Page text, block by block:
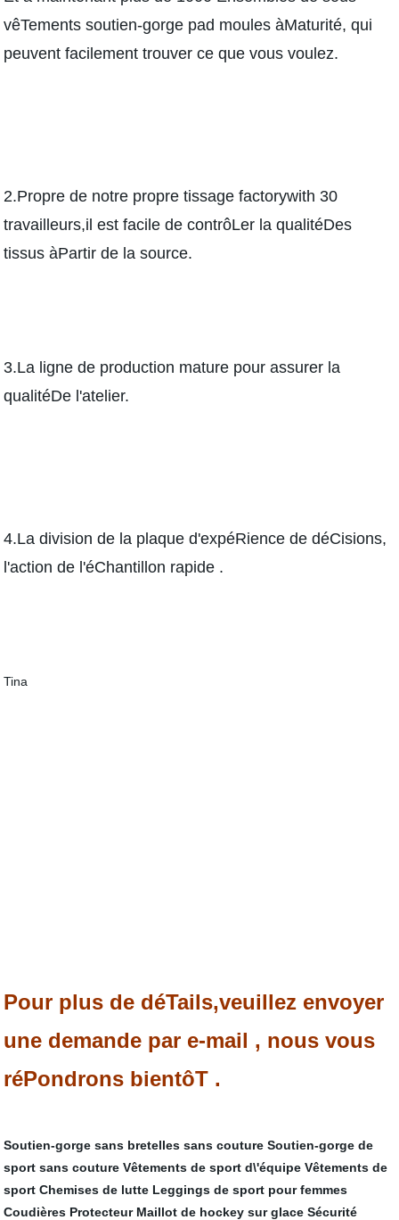
vêTements soutien-gorge pad moules àMaturité, qui
peuvent facilement trouver ce que vous voulez.
2.Propre de notre propre tissage factorywith 30
travailleurs,il est facile de contrôLer la qualitéDes
tissus àPartir de la source.
3.La ligne de production mature pour assurer la
qualitéDe l'atelier.
4.La division de la plaque d'expéRience de déCisions,
l'action de l'éChantillon rapide .
Tina
Pour plus de déTails,veuillez envoyer
une demande par e-mail , nous vous
réPondrons bientôT .
Soutien-gorge sans bretelles sans couture Soutien-gorge de
sport sans couture Vêtements de sport d\'équipe Vêtements de
sport Chemises de lutte Leggings de sport pour femmes
Coudières Protecteur Maillot de hockey sur glace Sécurité